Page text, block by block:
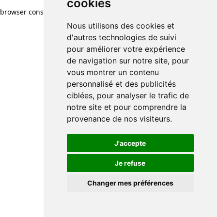
cookies
Nous utilisons des cookies et
d'autres technologies de suivi
pour améliorer votre expérience
de navigation sur notre site, pour
vous montrer un contenu
personnalisé et des publicités
ciblées, pour analyser le trafic de
notre site et pour comprendre la
provenance de nos visiteurs.
J'accepte
Je refuse
Changer mes préférences
browser console for more information)